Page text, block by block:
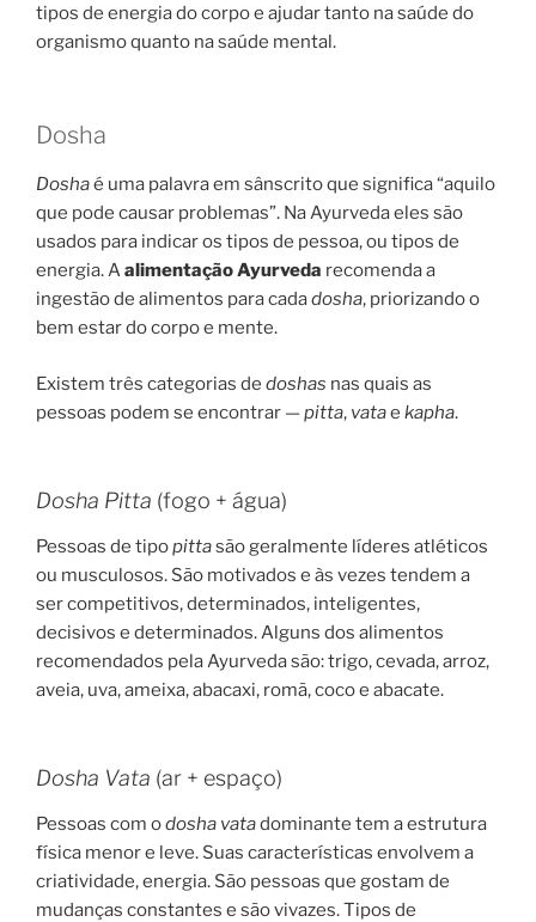
tipos de energia do corpo e ajudar tanto na saúde do
organismo quanto na saúde mental.
Dosha
Doshaé uma palavra em sânscrito que significa “aquilo
que pode causar problemas”. Na Ayurveda eles são
usados para indicar os tipos de pessoa, ou tipos de
energia. Aalimentação Ayurveda recomenda a
ingestão de alimentos para cadadosha, priorizando o
bem estar do corpo e mente.
Existem três categorias de doshas nas quais as
pessoas podem se encontrar —pitta, vatae kapha.
Dosha Pitta (fogo + água)
Pessoas de tipopittasão geralmente líderes atléticos
ou musculosos. São motivados e às vezes tendem a
ser competitivos, determinados, inteligentes,
decisivos e determinados. Alguns dos alimentos
recomendados pela Ayurveda são: trigo, cevada, arroz,
aveia, uva, ameixa, abacaxi, romã, coco e abacate.
Dosha Vata (ar + espaço)
Pessoas com odosha vatadominante tem a estrutura
física menor e leve. Suas características envolvem a
criatividade, energia. São pessoas que gostam de
mudanças constantes e são vivazes. Tipos de